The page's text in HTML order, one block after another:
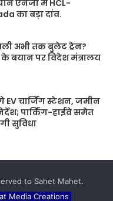
एनर्जी में HCL-
का बड़ा दांव.
अभी तक बुलेट ट्रेन?
के बयान पर विदेश मंत्रालय
चार्जिंग स्टेशन, जमीन
पार्किंग-हाईवे समेत
सुविधा
to Sahet Mahet.
Media Creations